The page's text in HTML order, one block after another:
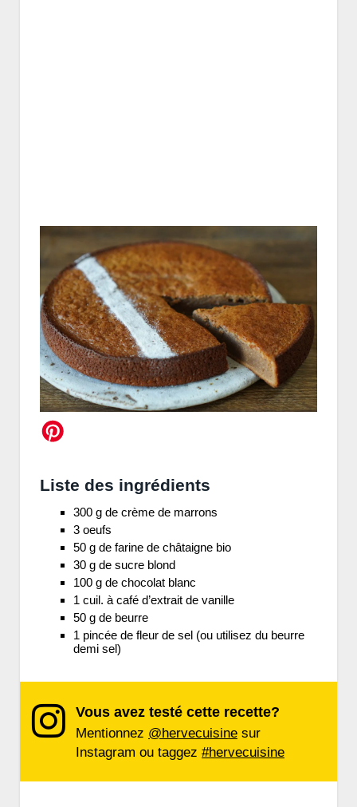
Liste des ingrédients
300 g de crème de marrons
3 oeufs
50 g de farine de châtaigne bio
30 g de sucre blond
100 g de chocolat blanc
1 cuil. à café d’extrait de vanille
50 g de beurre
1 pincée de fleur de sel (ou utilisez du beurre
demi sel)
Vous avez testé cette recette?
Mentionnez @hervecuisine sur
Instagram ou taggez #hervecuisine